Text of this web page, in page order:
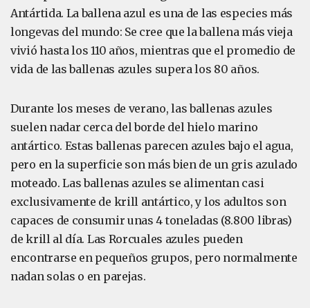
Antártida. La ballena azul es una de las especies más
longevas del mundo: Se cree que la ballena más vieja
vivió hasta los 110 años, mientras que el promedio de
vida de las ballenas azules supera los 80 años.
Durante los meses de verano, las ballenas azules
suelen nadar cerca del borde del hielo marino
antártico. Estas ballenas parecen azules bajo el agua,
pero en la superficie son más bien de un gris azulado
moteado. Las ballenas azules se alimentan casi
exclusivamente de krill antártico, y los adultos son
capaces de consumir unas 4 toneladas (8.800 libras)
de krill al día. Las Rorcuales azules pueden
encontrarse en pequeños grupos, pero normalmente
nadan solas o en parejas.